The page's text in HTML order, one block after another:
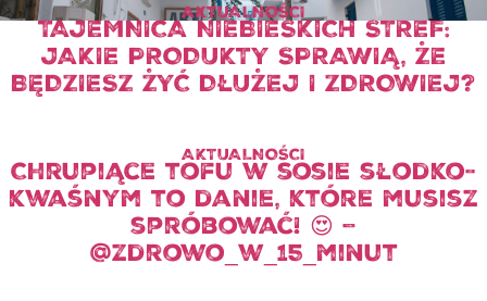
AKTUALNOŚCI
TAJEMNICA NIEBIESKICH STREF:
JAKIE PRODUKTY SPRAWIĄ, ŻE
BĘDZIESZ ŻYĆ DŁUŻEJ I ZDROWIEJ?
AKTUALNOŚCI
Chrupiące tofu w sosie słodko-
kwaśnym to danie, które musisz
spróbować! 😍 –
@zdrowo_w_15_minut